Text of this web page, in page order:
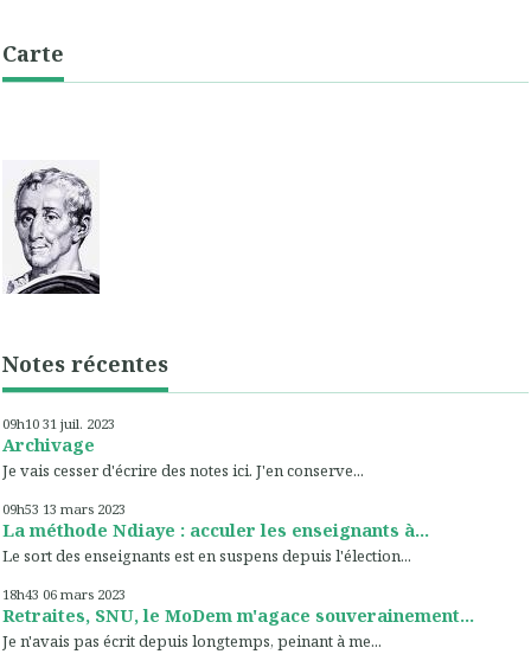
Carte
Notes récentes
09h10 31 juil. 2023
Archivage
Je vais cesser d'écrire des notes ici. J'en conserve...
09h53 13 mars 2023
La méthode Ndiaye : acculer les enseignants à...
Le sort des enseignants est en suspens depuis l'élection...
18h43 06 mars 2023
Retraites, SNU, le MoDem m'agace souverainement...
Je n'avais pas écrit depuis longtemps, peinant à me...